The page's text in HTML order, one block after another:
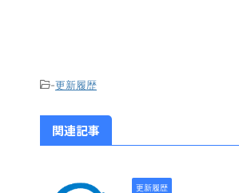
-更新履歴
関連記事
更新履歴